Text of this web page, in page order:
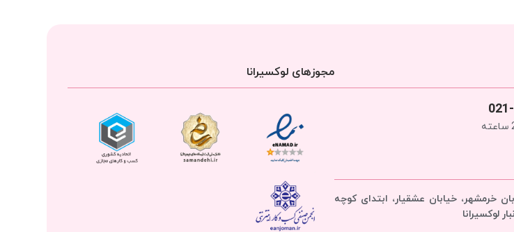
خرمشهر، خیابان عشقیار، ابتدای کوچه
لوکسیرانا
مجوزهای لوکسیرانا